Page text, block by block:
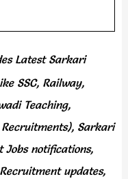
Latest Sarkari
SSC, Railway,
Teaching,
Sarkari
Jobs notifications,
updates,